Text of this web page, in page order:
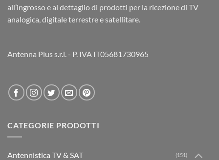
all’ingrosso e al dettaglio di prodotti per la ricezione di TV
analogica, digitale terrestre e satellitare.
Antenna Plus s.r.l. - P. IVA IT05681730965
CATEGORIE PRODOTTI
Antennistica TV & SAT (151)